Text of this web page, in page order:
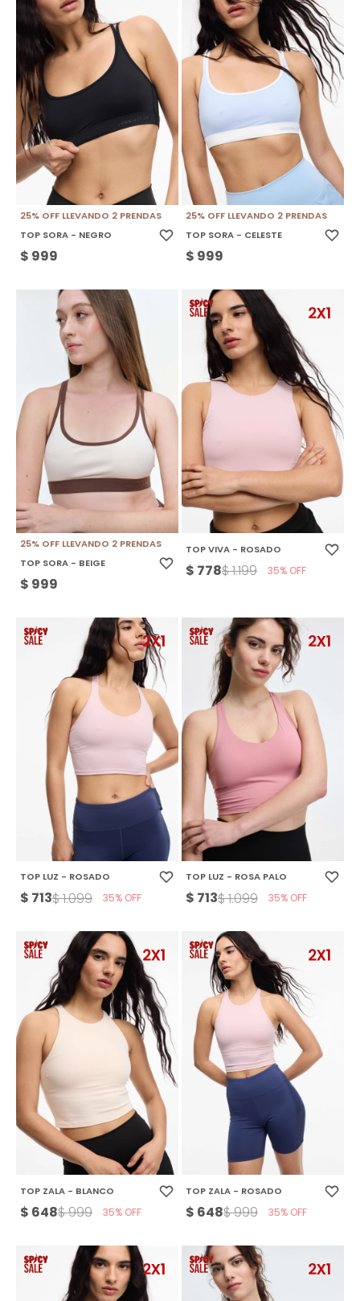
25% OFF LLEVANDO 2 PRENDAS
TOP SORA - NEGRO
$ 999
25% OFF LLEVANDO 2 PRENDAS
TOP SORA - CELESTE
$ 999
25% OFF LLEVANDO 2 PRENDAS
TOP SORA - BEIGE
$ 999
TOP VIVA - ROSADO
$ 778$1.199 35
TOP LUZ - ROSADO
$ 713$1.099 35
TOP LUZ - ROSA PALO
$ 713$1.099 35
TOP ZALA - BLANCO
$ 648$999 35
TOP ZALA - ROSADO
$ 648$999 35